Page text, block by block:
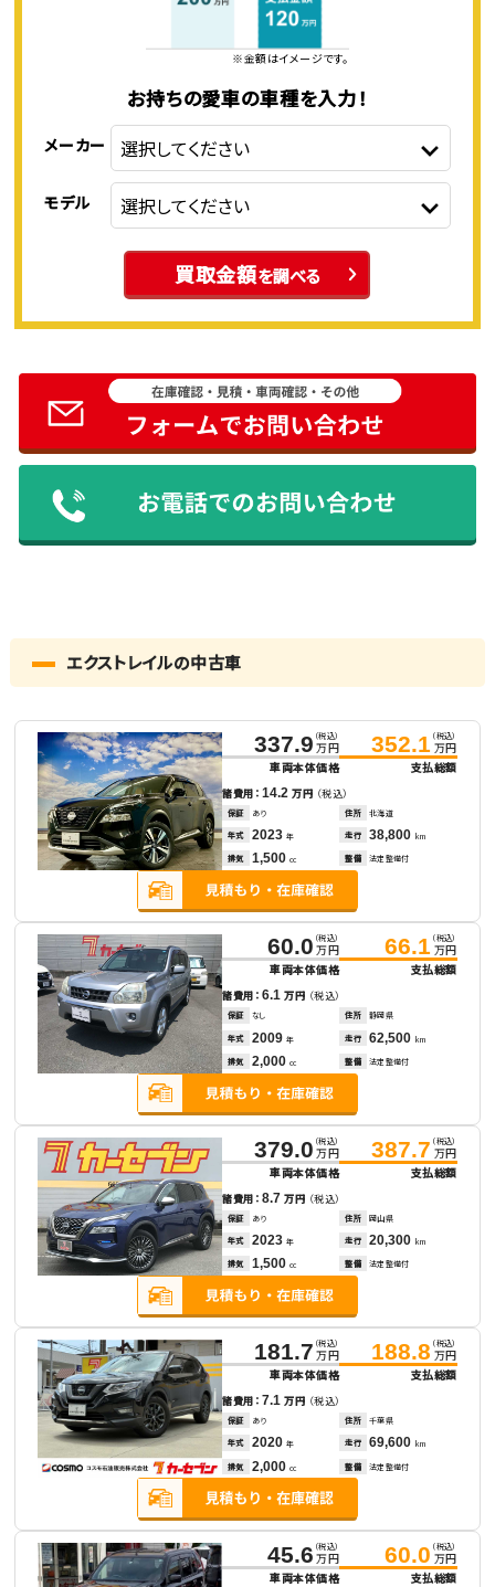
※金額はイメージです。
お持ちの愛車の車種を入力！
メーカー
モデル
買取金額を調べる
エクストレイルの中古車
337.9 （税込）
万円
車両本体価格
352.1 （税込）
万円
支払総額
諸費用：14.2万円 （税込）
保証 あり 住所 北海道
年式 2023 年 走行 38,800 km
排気 1,500 cc 整備 法定整備付
60.0 （税込）
万円
車両本体価格
66.1 （税込）
万円
支払総額
諸費用：6.1万円 （税込）
保証 なし 住所 静岡県
年式 2009 年 走行 62,500 km
排気 2,000 cc 整備 法定整備付
379.0 （税込）
万円
車両本体価格
387.7 （税込）
万円
支払総額
諸費用：8.7万円 （税込）
保証 あり 住所 岡山県
年式 2023 年 走行 20,300 km
排気 1,500 cc 整備 法定整備付
181.7 （税込）
万円
車両本体価格
188.8 （税込）
万円
支払総額
諸費用：7.1万円 （税込）
保証 あり 住所 千葉県
年式 2020 年 走行 69,600 km
排気 2,000 cc 整備 法定整備付
45.6 （税込）
万円
車両本体価格
60.0 （税込）
万円
支払総額